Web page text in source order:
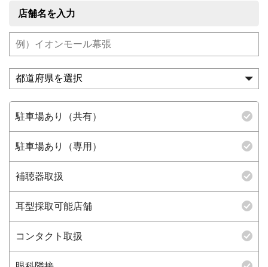
店舗名を入力
駐車場あり（共有）
駐車場あり（専用）
補聴器取扱
耳型採取可能店舗
コンタクト取扱